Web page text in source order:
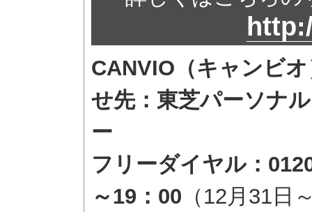
CANVIO（キャンビ
せ先：東芝パーソナ
ー
フリーダイヤル：
～19：00 （12月31日